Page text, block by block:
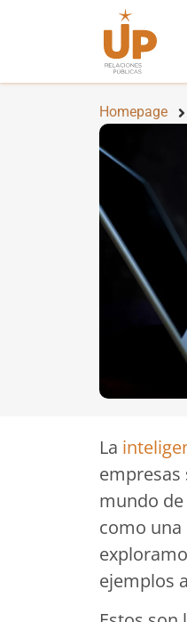
Homepage
La
empresas
mundo de
como
ejemplos